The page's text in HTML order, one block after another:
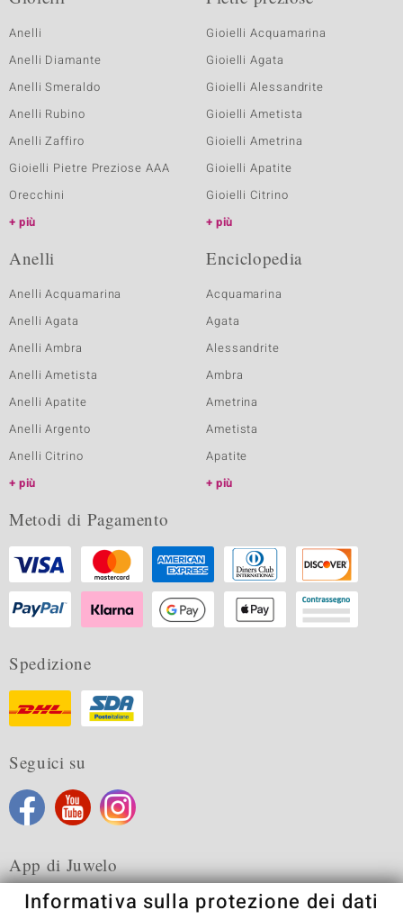
Anelli
Anelli Diamante
Anelli Smeraldo
Anelli Rubino
Anelli Zaffiro
Gioielli Pietre Preziose AAA
Orecchini
più
Gioielli Acquamarina
Gioielli Agata
Gioielli Alessandrite
Gioielli Ametista
Gioielli Ametrina
Gioielli Apatite
Gioielli Citrino
più
Anelli
Anelli Acquamarina
Anelli Agata
Anelli Ambra
Anelli Ametista
Anelli Apatite
Anelli Argento
Anelli Citrino
più
Enciclopedia
Acquamarina
Agata
Alessandrite
Ambra
Ametrina
Ametista
Apatite
più
Metodi di Pagamento
Spedizione
Seguici su
App di Juwelo
Informativa sulla protezione dei dati